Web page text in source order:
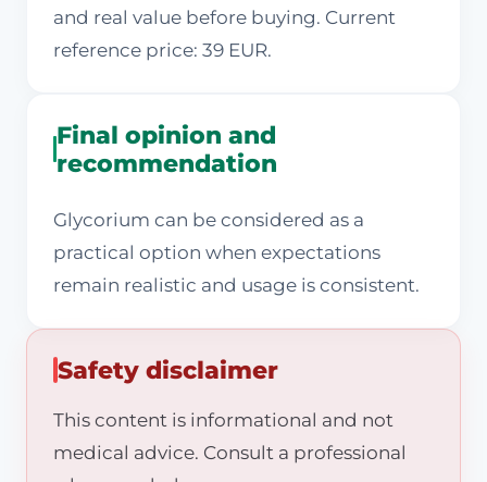
and real value before buying. Current
reference price: 39 EUR.
Final opinion and
recommendation
Glycorium can be considered as a
practical option when expectations
remain realistic and usage is consistent.
Safety disclaimer
This content is informational and not
medical advice. Consult a professional